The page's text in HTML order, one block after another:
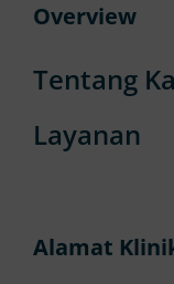
Overview
Tentang
Layanan
Alamat